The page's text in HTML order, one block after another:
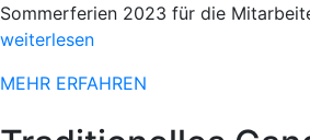
Sommerferien 2023 für die
weiterlesen
MEHR ERFAHREN